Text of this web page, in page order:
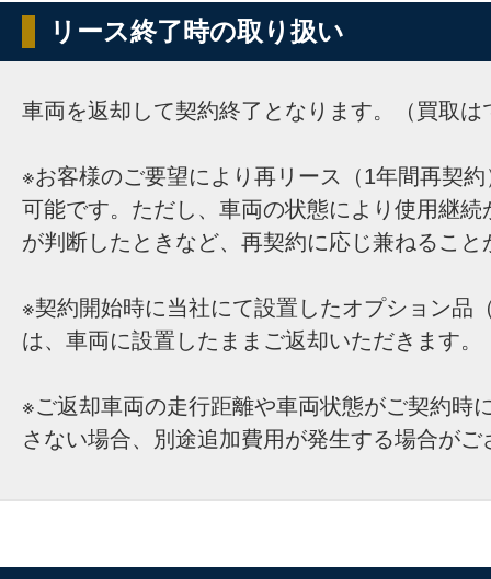
リース終了時の取り扱い
車両を返却して契約終了となります。（買取は
※お客様のご要望により再リース（1年間再契
可能です。ただし、車両の状態により使用継続
が判断したときなど、再契約に応じ兼ねること
※契約開始時に当社にて設置したオプション品
は、車両に設置したままご返却いただきます。
※ご返却車両の走行距離や車両状態がご契約時
さない場合、別途追加費用が発生する場合がご